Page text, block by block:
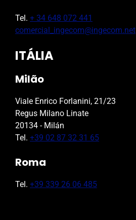
Tel. + 34 648 072 441
comercial_ingecom@ingecom.net
ITÁLIA
Milão
Viale Enrico Forlanini, 21/23
Regus Milano Linate
20134 - Milán
Tel. +39 02 87 32 31 65
Roma
Tel. +39 339 26 06 485